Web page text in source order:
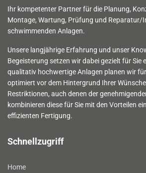
Ihr kompetenter Partner für die Planung,
Montage, Wartung, Prüfung und Reparatur/
schwimmenden Anlagen.
Unsere langjährige Erfahrung und unser
Begeisterung setzen wir dabei gezielt für Sie
qualitativ hochwertige Anlagen planen wir für
optimiert vor dem Hintergrund Ihrer
Restriktionen, auch denen der
kombinieren diese für Sie mit den Vorteilen
effizienten Fertigung.
Schnellzugriff
Home